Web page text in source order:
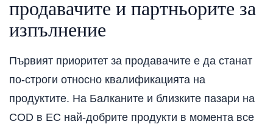
продавачите и партньорите за
изпълнение
Първият приоритет за продавачите е да станат
по-строги относно квалификацията на
продуктите. На Балканите и близките пазари на
COD в ЕС най-добрите продукти в момента все